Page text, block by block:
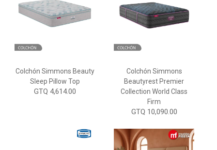
Colchón Simmons Beauty
Sleep Pillow Top
GTQ 4,614.00
Colchón Simmons
Beautyrest Premier
Collection World Class
Firm
GTQ 10,090.00